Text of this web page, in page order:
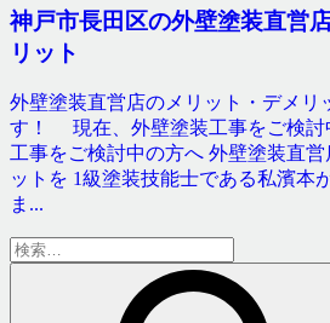
神戸市長田区の外壁塗装直営
リット
外壁塗装直営店のメリット・デメリ
す！ 現在、外壁塗装工事をご検討
工事をご検討中の方へ 外壁塗装直
ットを 1級塗装技能士である私濱本
ま...
検
索: